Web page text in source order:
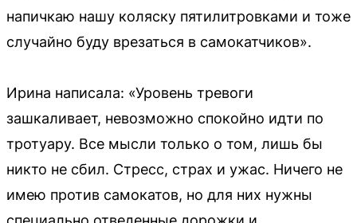
напичкаю нашу коляску пятилитровками и тоже
случайно буду врезаться в самокатчиков».
Ирина написала: «Уровень тревоги
зашкаливает, невозможно спокойно идти по
тротуару. Все мысли только о том, лишь бы
никто не сбил. Стресс, страх и ужас. Ничего не
имею против самокатов, но для них нужны